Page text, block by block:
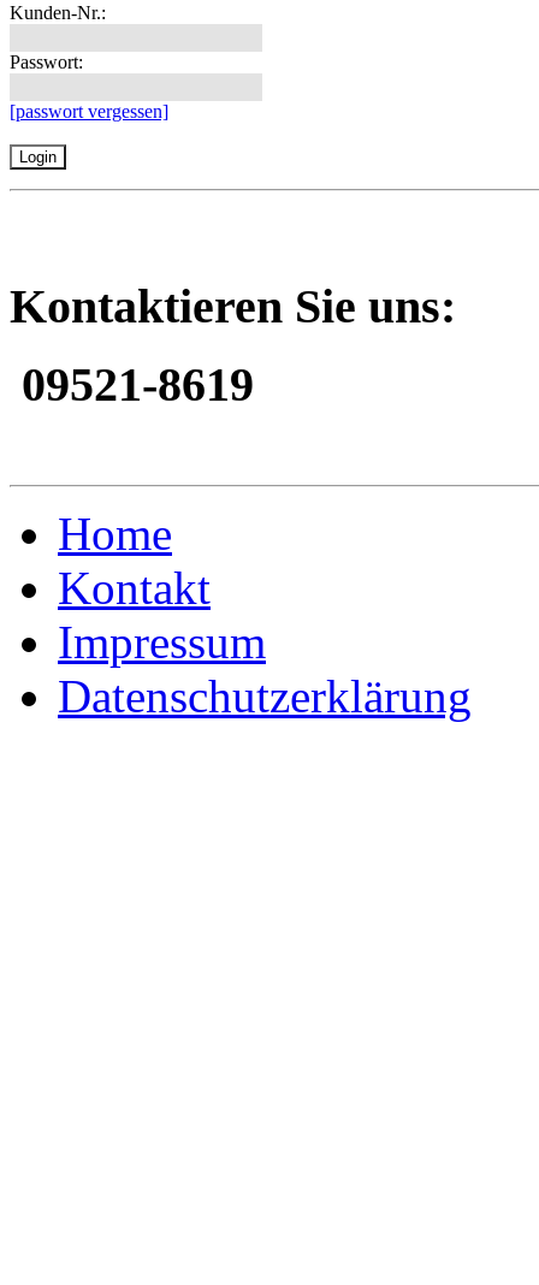
Kunden-Nr.:
Passwort:
[passwort vergessen]
Kontaktieren Sie uns:
09521-8619
Home
Kontakt
Impressum
Datenschutzerklärung